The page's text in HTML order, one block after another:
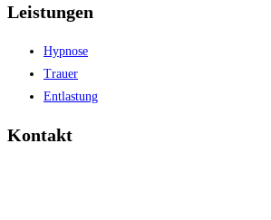
Leistungen
Hypnose
Trauer
Entlastung
Kontakt